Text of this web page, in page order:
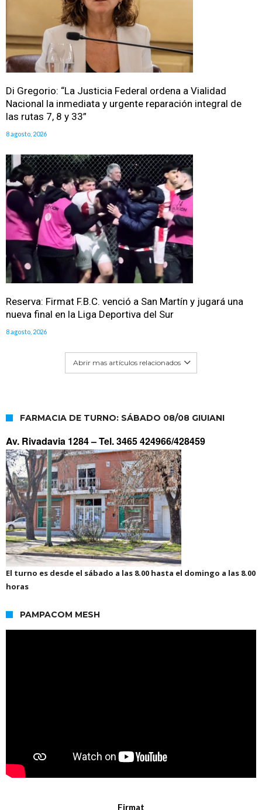
Di Gregorio: “La Justicia Federal ordena a Vialidad
Nacional la inmediata y urgente reparación integral de
las rutas 7, 8 y 33”
8 agosto, 2026
Reserva: Firmat F.B.C. venció a San Martín y jugará una
nueva final en la Liga Deportiva del Sur
8 agosto, 2026
Abrir mas artículos relacionados
FARMACIA DE TURNO: SÁBADO 08/08 GIUIANI
Av. Rivadavia 1284 –Tel. 3465 424966/428459
El turno es desde el sábado a las 8.00 hasta el domingo a las 8.00
horas
PAMPACOM MESH
Firmat